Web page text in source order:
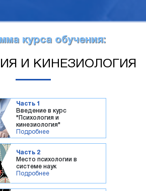
курса обучения:
И КИНЕЗИОЛОГИЯ
Часть 1
Введение в курс
"Психология и
кинезиология"
Подробнее
Часть 2
Место психологии в
системе наук
Подробнее